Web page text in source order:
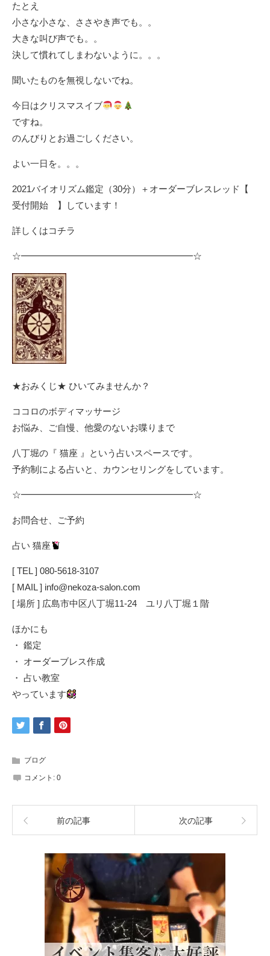
たとえ
小さな小さな、ささやき声でも。。
大きな叫び声でも。。
決して慣れてしまわないように。。。
聞いたものを無視しないでね。
今日はクリスマスイブ
ですね。
のんびりとお過ごしください。
よい一日を。。。
2021バイオリズム鑑定（30分）＋オーダーブレスレッド【
受付開始 】しています！
詳しくはコチラ
☆━━━━━━━━━━━━━━━━━━━☆
★おみくじ★ ひいてみませんか？
ココロのボディマッサージ
お悩み、ご自慢、他愛のないお喋りまで
八丁堀の『 猫座 』という占いスペースです。
予約制による占いと、カウンセリングをしています。
☆━━━━━━━━━━━━━━━━━━━☆
お問合せ、ご予約
占い 猫座
[ TEL ] 080-5618-3107
[ MAIL ] info@nekoza-salon.com
[ 場所 ] 広島市中区八丁堀11-24 ユリ八丁堀１階
ほかにも
・ 鑑定
・ オーダーブレス作成
・ 占い教室
やっています
ブログ
コメント: 0
前の記事 次の記事